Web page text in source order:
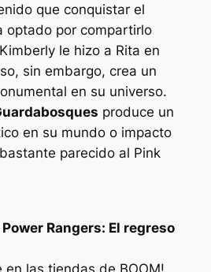
que conquistar el
optado por compartirlo
le hizo a Rita en
sin embargo, crea un
en su universo.
produce un
en su mundo o impacto
bastante parecido al Pink
Rangers: El regreso
las tiendas de BOOM!